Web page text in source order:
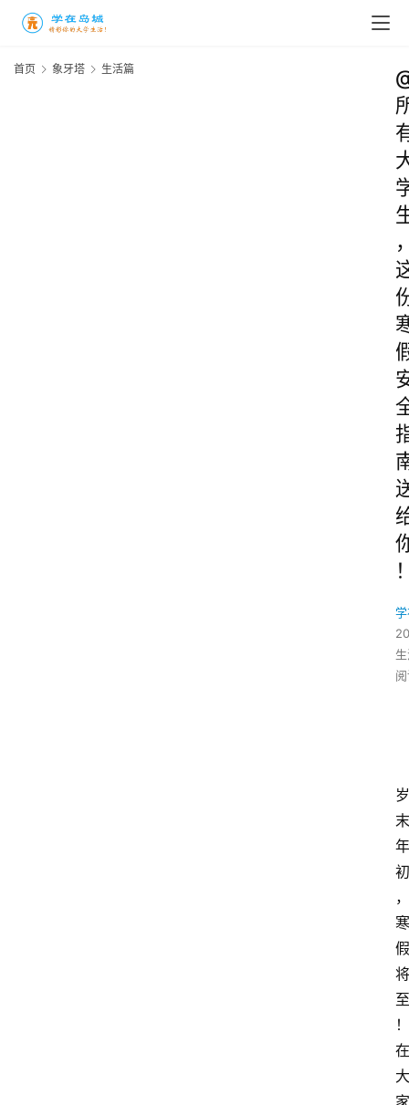
首页 象牙塔 生活篇
岁
末
年
初
，
寒
假
将
至
！
在
大
家